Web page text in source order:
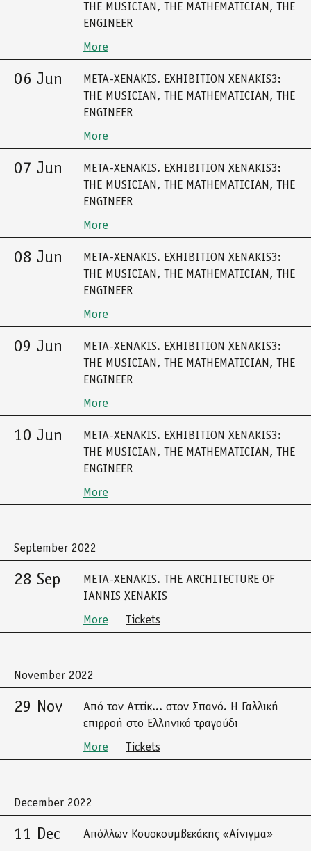
THE MUSICIAN, THE MATHEMATICIAN, THE
ENGINEER
More
06 Jun
META-XENAKIS. EXHIBITION XENAKIS3:
THE MUSICIAN, THE MATHEMATICIAN, THE
ENGINEER
More
07 Jun
META-XENAKIS. EXHIBITION XENAKIS3:
THE MUSICIAN, THE MATHEMATICIAN, THE
ENGINEER
More
08 Jun
META-XENAKIS. EXHIBITION XENAKIS3:
THE MUSICIAN, THE MATHEMATICIAN, THE
ENGINEER
More
09 Jun
META-XENAKIS. EXHIBITION XENAKIS3:
THE MUSICIAN, THE MATHEMATICIAN, THE
ENGINEER
More
10 Jun
META-XENAKIS. EXHIBITION XENAKIS3:
THE MUSICIAN, THE MATHEMATICIAN, THE
ENGINEER
More
September 2022
28 Sep
META-XENAKIS. THE ARCHITECTURE OF
IANNIS XENAKIS
More
Tickets
November 2022
29 Nov
Από τον Αττίκ... στον Σπανό. Η Γαλλική
επιρροή στο Ελληνικό τραγούδι
More
Tickets
December 2022
11 Dec
Απόλλων Κουσκουμβεκάκης «Αίνιγμα»